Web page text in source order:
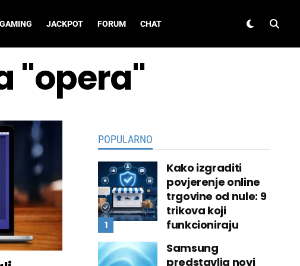
JACKPOT FORUM CHAT
"opera"
POPULARNO
Kako izgraditi
povjerenje online
trgovine od nule: 9
trikova koji
funkcioniraju
Samsung
predstavlja novi